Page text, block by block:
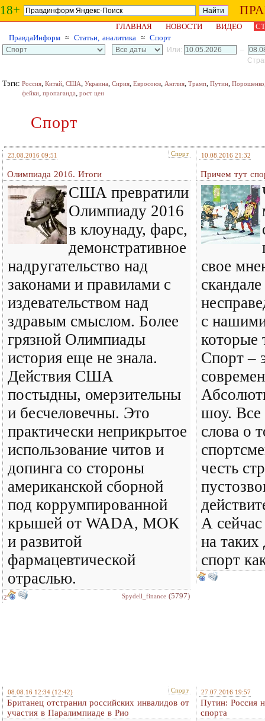
18+
ГЛАВНАЯ НОВОСТИ ВИДЕО
ПравдаИнформ ≈ Статьи, аналитика ≈ Спорт
Или:
–
Тэги: Россия, Китай, США, Украина, Сирия, Евросоюз, Англия, Трамп, Путин, Порошенко
фейки, пропаганда, рост цен
Спорт
23.08.2016 09:51 Спорт
Олимпиада 2016. Итоги
США превратили
Олимпиаду 2016
в клоунаду, фарс,
демонстративное
надругательство над
законами и правилами с
издевательством над
здравым смыслом. Более
грязной Олимпиады
история еще не знала.
Действия США
постыдны, омерзительны
и бесчеловечны. Это
практически неприкрытое
использование читов и
допинга со стороны
американской сборной
под коррумпированной
крышей от WADA, МОК
и развитой
фармацевтической
отраслью.
2 Spydell_finance (5797)
10.08.2016 21:32
Причем тут
свое
с
которые
Спорт –
шоу. Все
слова о
честь
А сейчас
на таких
спорт
08.08.16 12:34 (12:42) Спорт
Британец отстранил российских инвалидов от
участия в Паралимпиаде в Рио
27.07.2016 19:57
Путин: Россия
спорта